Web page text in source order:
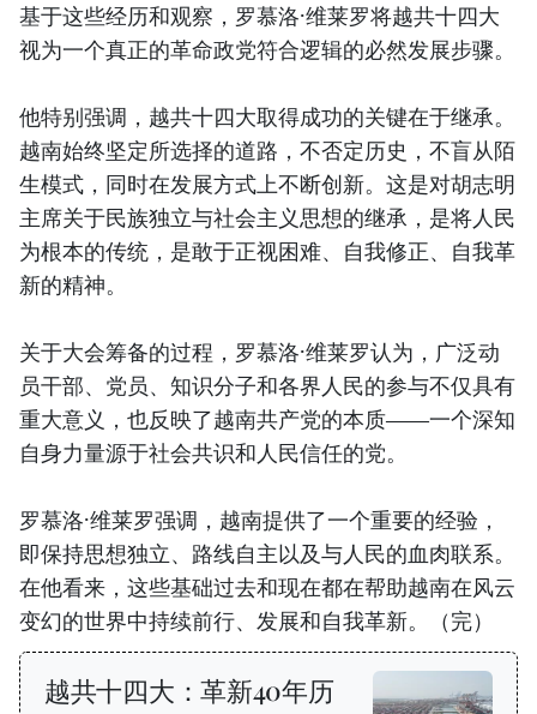
基于这些经历和观察，罗慕洛·维莱罗将越共十四大
视为一个真正的革命政党符合逻辑的必然发展步骤。
他特别强调，越共十四大取得成功的关键在于继承。
越南始终坚定所选择的道路，不否定历史，不盲从陌
生模式，同时在发展方式上不断创新。这是对胡志明
主席关于民族独立与社会主义思想的继承，是将人民
为根本的传统，是敢于正视困难、自我修正、自我革
新的精神。
关于大会筹备的过程，罗慕洛·维莱罗认为，广泛动
员干部、党员、知识分子和各界人民的参与不仅具有
重大意义，也反映了越南共产党的本质——一个深知
自身力量源于社会共识和人民信任的党。
罗慕洛·维莱罗强调，越南提供了一个重要的经验，
即保持思想独立、路线自主以及与人民的血肉联系。
在他看来，这些基础过去和现在都在帮助越南在风云
变幻的世界中持续前行、发展和自我革新。（完）
越共十四大：革新40年历